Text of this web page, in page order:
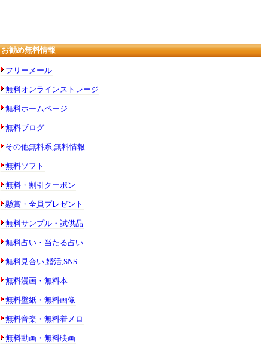
お勧め無料情報
フリーメール
無料オンラインストレージ
無料ホームページ
無料ブログ
その他無料系,無料情報
無料ソフト
無料・割引クーポン
懸賞・全員プレゼント
無料サンプル・試供品
無料占い・当たる占い
無料見合い,婚活,SNS
無料漫画・無料本
無料壁紙・無料画像
無料音楽・無料着メロ
無料動画・無料映画